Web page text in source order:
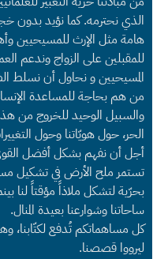
الذي نحترمه. كما نؤيد بدون
هامة مثل الإرث للمسيحيين
للمقبلين على الزواج وندعم
المسيحيين و نحاول أن نسلط
من هم بحاجة للمساعدة
والسبيل الوحيد للخروج من
الحر، حول هويّاتنا وحول
أجل أن نفهم بشكل أفضل القوى
تستمر ملح الأرض في تشكيل
بحرّية لتشكل ملاذاً مؤقتاً لنا
ساحاتنا وشوارعنا بعيدة المنال.
كل مساهماتكم تُدفع لكتّابنا،
ليرووا قصصنا.